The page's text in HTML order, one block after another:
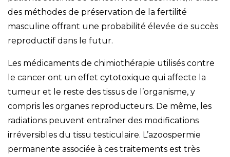
des méthodes de préservation de la fertilité
masculine offrant une probabilité élevée de succès
reproductif dans le futur.
Les médicaments de chimiothérapie utilisés contre
le cancer ont un effet cytotoxique qui affecte la
tumeur et le reste des tissus de l’organisme, y
compris les organes reproducteurs. De même, les
radiations peuvent entraîner des modifications
irréversibles du tissu testiculaire. L’azoospermie
permanente associée à ces traitements est très